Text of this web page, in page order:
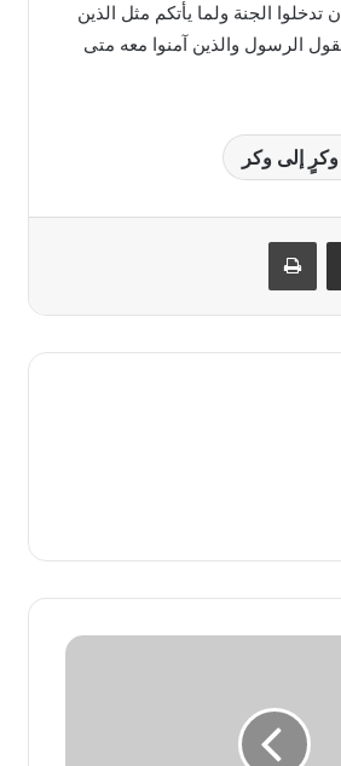
تدخلوا الجنة ولما يأتكم مثل الذين
الرسول والذين آمنوا معه متى
إلى وكر
مشاركة عبر البريد طباعة